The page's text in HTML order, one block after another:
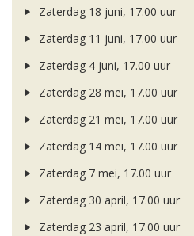
Zaterdag 18 juni, 17.00 uur
Zaterdag 11 juni, 17.00 uur
Zaterdag 4 juni, 17.00 uur
Zaterdag 28 mei, 17.00 uur
Zaterdag 21 mei, 17.00 uur
Zaterdag 14 mei, 17.00 uur
Zaterdag 7 mei, 17.00 uur
Zaterdag 30 april, 17.00 uur
Zaterdag 23 april, 17.00 uur